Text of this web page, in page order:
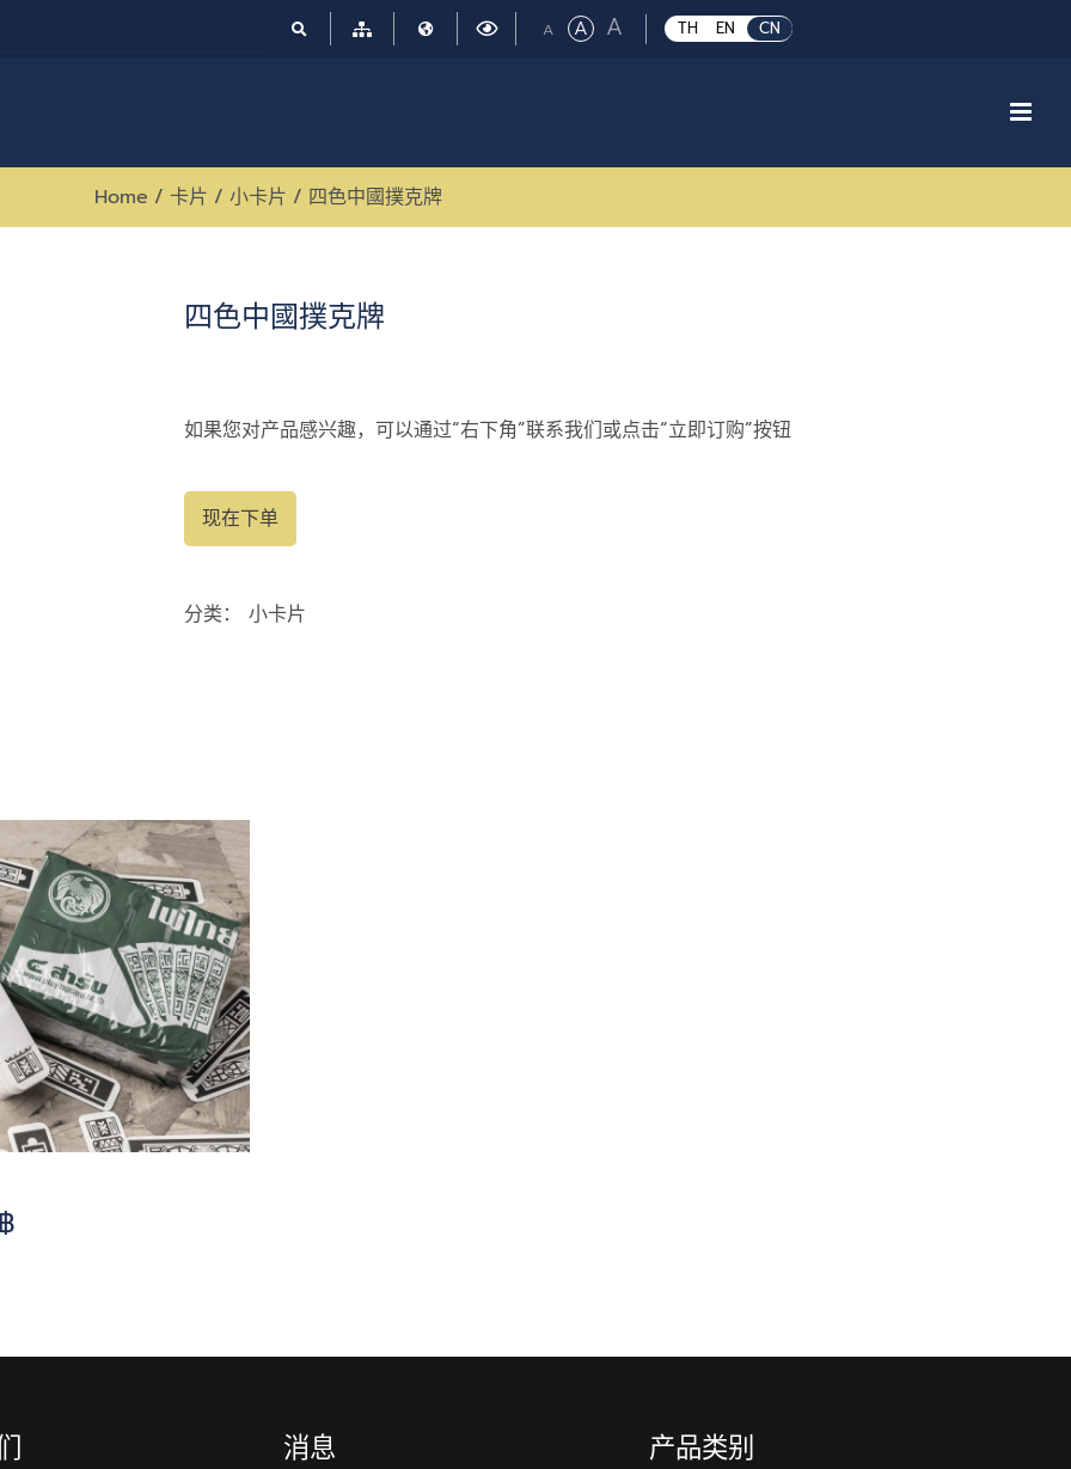
TH EN CN
ASmall
ARegular
A Large
font
Home / 卡片 / 小卡片 / 四色中國撲克牌
四色中國撲克牌
如果您对产品感兴趣，可以通过“右下角”联系我们或点击“立即订购”按钮
现在下单
分类： 小卡片
消息 产品类别